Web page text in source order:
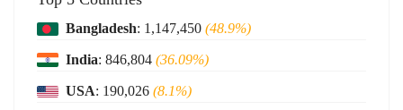
Bangladesh: 1,147,450(48.9%)
India: 846,804(36.09%)
USA: 190,026(8.1%)